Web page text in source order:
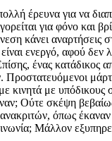
έρευνα για να
για φόνο και
κάνει αναρτήσεις
ενεργό, αφού δεν
ένας κατάδικος
Προστατευόμενοι
κινητά με υπόδικους
Ούτε σκέψη
ανακριτών, όπως
Μάλλον